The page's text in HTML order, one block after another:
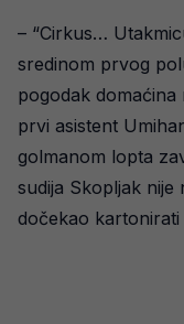
– “Cirkus…
sredinom prvog
pogodak domaćina
prvi asistent
golmanom lopta
sudija Skopljak nije
dočekao kartonirati